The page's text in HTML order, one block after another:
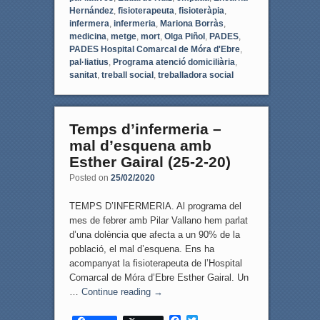
Hernández, fisioterapeuta fisioteràpia
infermera infermeria Mariona Borràs
medicina metge, mort, Olga Piñol, PADES,
PADES Hospital Comarcal de Móra d'Ebre,
pal·liatius Programa atenció domiciliària
sanitat, treball social, treballadora social
Temps d’infermeria –
mal d’esquena amb
Esther Gairal (25-2-20)
Posted on 25/02/2020
TEMPS D’INFERMERIA. Al programa del
mes de febrer amb Pilar Vallano hem parlat
d’una dolència que afecta a un 90% de la
població, el mal d’esquena. Ens ha
acompanyat la fisioterapeuta de l’Hospital
Comarcal de Móra d’Ebre Esther Gairal. Un
Continue reading →